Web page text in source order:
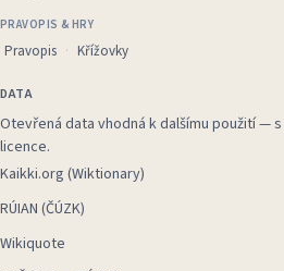
PRAVOPIS & HRY
Pravopis Křížovky
DATA
Otevřená data vhodná k dalšímu použití —
licence.
Kaikki.org (Wiktionary)
RÚIAN (ČÚZK)
Wikiquote